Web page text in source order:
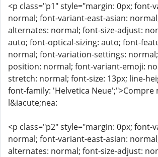
<p class="p1" style="margin: 0px; font-
normal; font-variant-east-asian:
alternates: normal; font-size-adjust:
auto; font-optical-sizing: auto; font-
normal; font-variation-settings:
position: normal; font-variant-emoji:
stretch: normal; font-size: 13px; line-
font-family: 'Helvetica Neue';">Compre
l&iacute;nea:
<p class="p2" style="margin: 0px; font-
normal; font-variant-east-asian:
alternates: normal; font-size-adjust: